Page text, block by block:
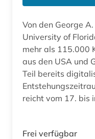
Von den George
University of
mehr als 115.000
aus den USA und
Teil bereits
reicht vom 17. bis
Frei verfügbar